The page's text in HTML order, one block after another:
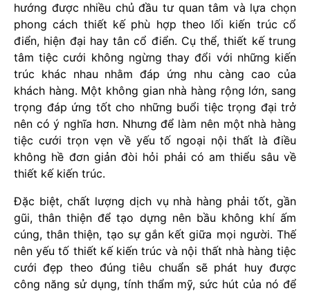
hướng được nhiều chủ đầu tư quan tâm và lựa chọn
phong cách thiết kế phù hợp theo lối kiến trúc cổ
điển, hiện đại hay tân cổ điển. Cụ thể, thiết kế trung
tâm tiệc cưới không ngừng thay đổi với những kiến
trúc khác nhau nhằm đáp ứng nhu càng cao của
khách hàng. Một không gian nhà hàng rộng lớn, sang
trọng đáp ứng tốt cho những buổi tiệc trọng đại trở
nên có ý nghĩa hơn. Nhưng để làm nên một nhà hàng
tiệc cưới trọn vẹn về yếu tố ngoại nội thất là điều
không hề đơn giản đòi hỏi phải có am thiểu sâu về
thiết kế kiến trúc.
Đặc biệt, chất lượng dịch vụ nhà hàng phải tốt, gần
gũi, thân thiện để tạo dựng nên bầu không khí ấm
cúng, thân thiện, tạo sự gắn kết giữa mọi người. Thế
nên yếu tố thiết kế kiến trúc và nội thất nhà hàng tiệc
cưới đẹp theo đúng tiêu chuẩn sẽ phát huy được
công năng sử dụng, tính thẩm mỹ, sức hút của nó để